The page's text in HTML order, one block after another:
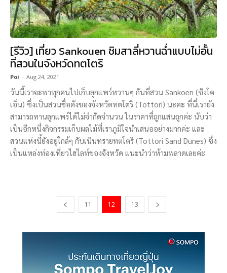
[รีวิว] เที่ยว Sankouen ชิมสาลี่หวานฉ่ำแบบไม่อั้น
ที่สวนในจังหวัดทตโตริ
Poi - Aug 24, 2021
วันนี้เราจะพาทุกคนไปเก็บลูกแพร์หวานๆ กันที่สวน Sankoen (ซังโค
เอ็น) ซึ่งเป็นสวนชื่อดังของจังหวัดทตโตริ (Tottori) นะคะ ที่นี่เรายัง
สามารถทานลูกแพร์ได้ไม่จำกัดจำนวน ในราคาที่ถูกแสนถูกค่ะ นับว่า
เป็นอีกหนึ่งกิจกรรมเก็บผลไม้ที่เราภูมิใจนำเสนออย่างมากค่ะ และ
สวนแห่งนี้ยังอยู่ใกล้ๆ กับเนินทรายทตโตริ (Tottori Sand Dunes) ซึ่ง
เป็นแหล่งท่องเที่ยวไฮไลท์ของจังหวัด แนะนำว่าห้ามพลาดเลยค่ะ
11 12 13